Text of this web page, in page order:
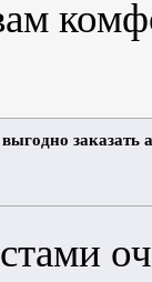
заказать